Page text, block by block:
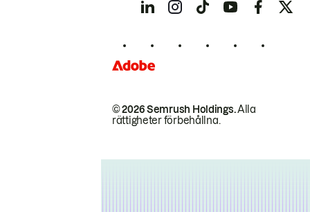
© 2026 Semrush Holdings.Alla
rättigheter förbehållna.